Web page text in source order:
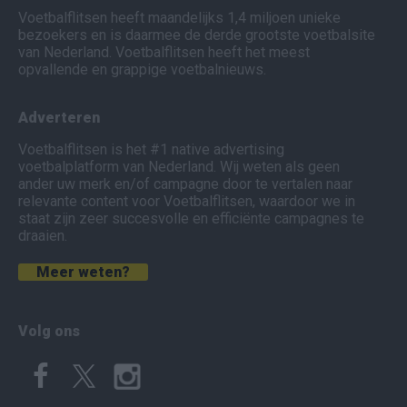
Voetbalflitsen heeft maandelijks 1,4 miljoen unieke
bezoekers en is daarmee de derde grootste voetbalsite
van Nederland. Voetbalflitsen heeft het meest
opvallende en grappige voetbalnieuws.
Adverteren
Voetbalflitsen is het #1 native advertising
voetbalplatform van Nederland. Wij weten als geen
ander uw merk en/of campagne door te vertalen naar
relevante content voor Voetbalflitsen, waardoor we in
staat zijn zeer succesvolle en efficiënte campagnes te
draaien.
Meer weten?
Volg ons